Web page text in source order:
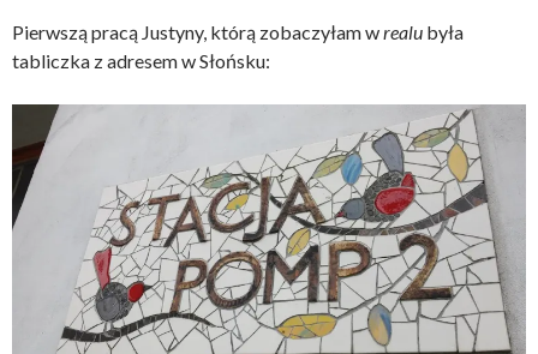
Pierwszą pracą Justyny, którą zobaczyłam wrealu była
tabliczka z adresem w Słońsku: